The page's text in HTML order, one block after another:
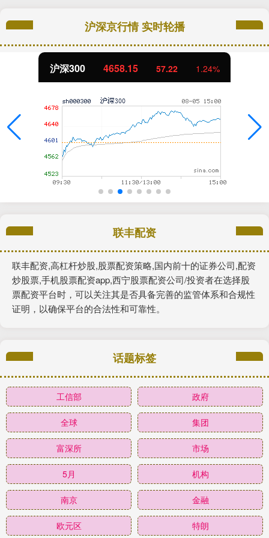
沪深京行情 实时轮播
沪深300 4658.15 57.22 1.24%
联丰配资
联丰配资,高杠杆炒股,股票配资策略,国内前十的证券公司,配资
炒股票,手机股票配资app,西宁股票配资公司/投资者在选择股
票配资平台时，可以关注其是否具备完善的监管体系和合规性
证明，以确保平台的合法性和可靠性。
话题标签
工信部 政府
全球 集团
富深所 市场
5月 机构
南京 金融
欧元区 特朗